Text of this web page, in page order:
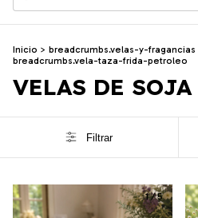
Inicio > breadcrumbs.velas-y-fragancias
breadcrumbs.vela-taza-frida-petroleo
VELAS DE SOJA
Filtrar
1/5